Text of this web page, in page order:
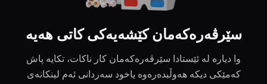
سێرڤەرەکەمان کێشەیەکی کاتی هەیە
وا دیارە لە ئێستادا سێرڤەرەکەمان کار ناکات، تکایە پاش
کەمێکی دیکە هەوڵبدەرەوە یاخود سەردانی ئەم لینکانەی